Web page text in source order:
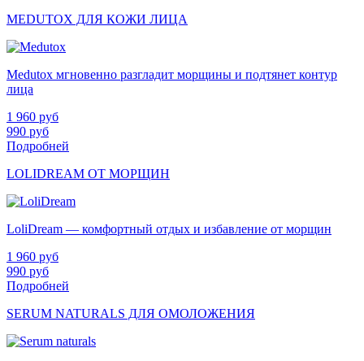
MEDUTOX ДЛЯ КОЖИ ЛИЦА
Medutox мгновенно разгладит морщины и подтянет контур
лица
1 960 руб
990 руб
Подробней
LOLIDREAM ОТ МОРЩИН
LoliDream — комфортный отдых и избавление от морщин
1 960 руб
990 руб
Подробней
SERUM NATURALS ДЛЯ ОМОЛОЖЕНИЯ